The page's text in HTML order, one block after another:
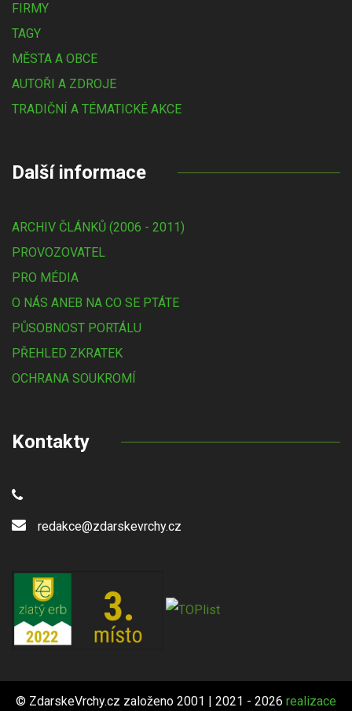
FIRMY
TAGY
MĚSTA A OBCE
AUTOŘI A ZDROJE
TRADIČNÍ A TÉMATICKÉ AKCE
Další informace
ARCHIV ČLÁNKŮ (2006 - 2011)
PROVOZOVATEL
PRO MÉDIA
O NÁS ANEB NA CO SE PTÁTE
PŮSOBNOST PORTÁLU
PŘEHLED ZKRATEK
OCHRANA SOUKROMÍ
Kontakty
redakce@zdarskevrchy.cz
© ZdarskeVrchy.cz založeno 2001 | 2021 - 2026 realizace